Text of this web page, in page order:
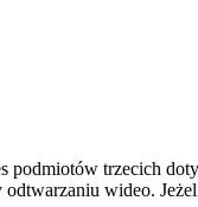
trzecich
wideo.